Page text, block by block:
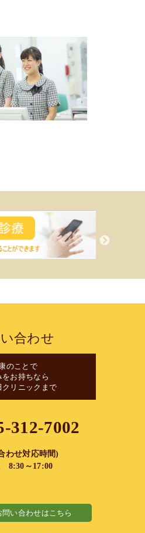
合わせ
のことで
をお持ちなら
クリニックまで
312-7002
わせ対応時間)
8:30～17:00
問い合わせはこちら